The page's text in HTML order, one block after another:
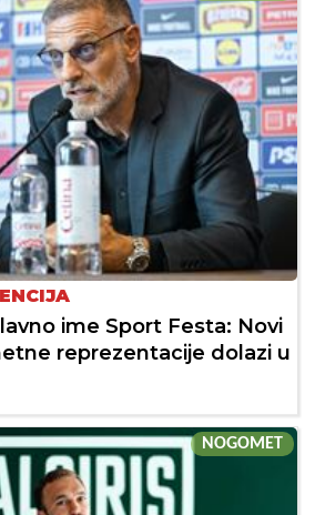
ime Sport Festa: Novi
reprezentacije dolazi u
NOGOMET